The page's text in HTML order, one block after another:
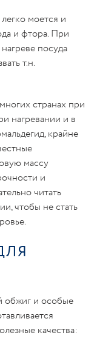
моется и
и фтора. При
посуда
т.н.
странах при
нагревании и в
крайне
массу
и
читать
чтобы не стать
обжиг и особые
качества: